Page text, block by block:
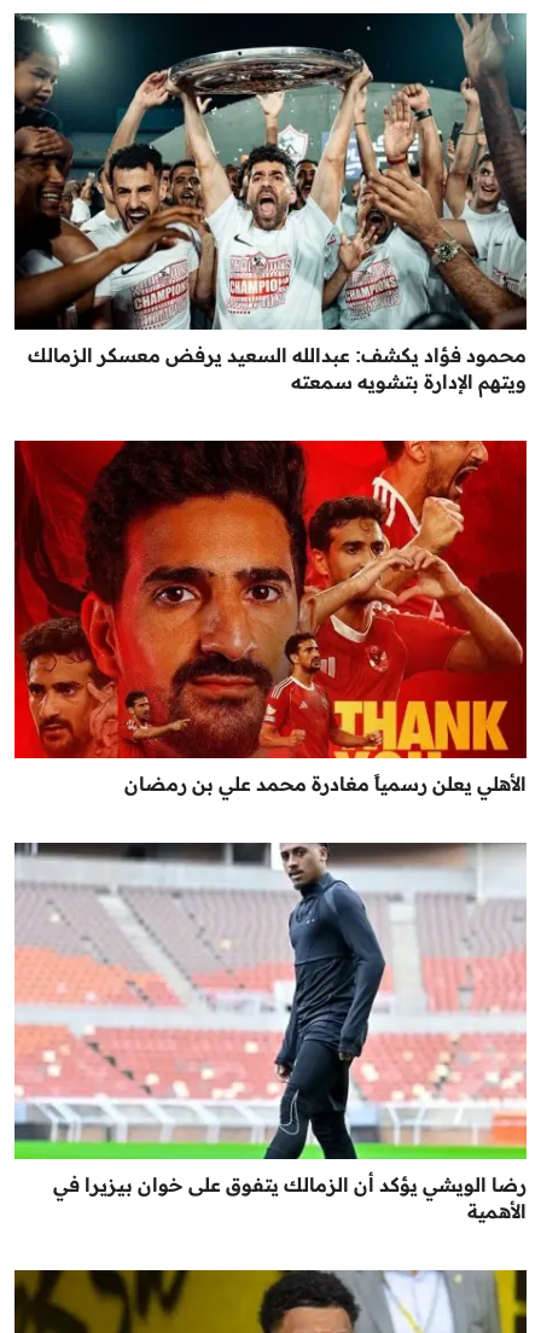
محمود فؤاد يكشف: عبدالله السعيد يرفض معسكر الزمالك
ويتهم الإدارة بتشويه سمعته
الأهلي يعلن رسمياً مغادرة محمد علي بن رمضان
رضا الويشي يؤكد أن الزمالك يتفوق على خوان بيزيرا في
الأهمية